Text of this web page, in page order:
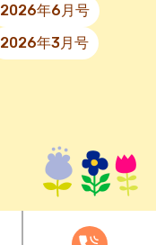
2026年6月号
2026年3月号